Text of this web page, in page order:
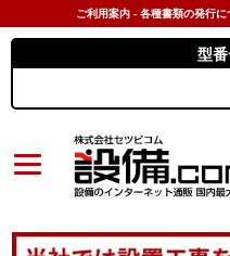
ご利用案内 - 各種書類の発行
型